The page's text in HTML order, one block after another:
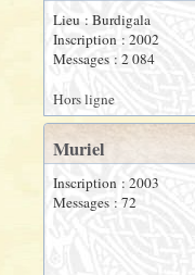
Lieu : Burdigala
Inscription : 2002
Messages : 2 084
Hors ligne
Muriel
Inscription : 2003
Messages : 72